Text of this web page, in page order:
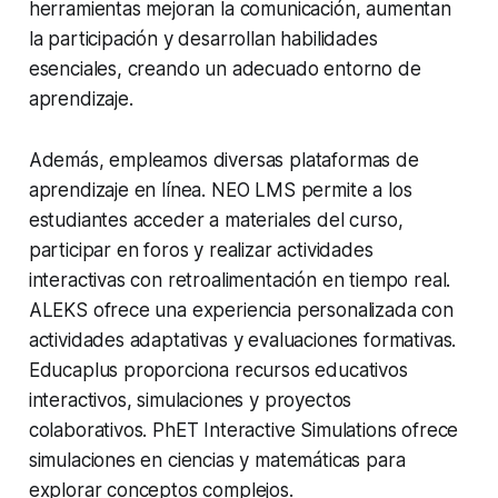
herramientas mejoran la comunicación, aumentan
la participación y desarrollan habilidades
esenciales, creando un adecuado entorno de
aprendizaje.
Además, empleamos diversas plataformas de
aprendizaje en línea. NEO LMS permite a los
estudiantes acceder a materiales del curso,
participar en foros y realizar actividades
interactivas con retroalimentación en tiempo real.
ALEKS ofrece una experiencia personalizada con
actividades adaptativas y evaluaciones formativas.
Educaplus proporciona recursos educativos
interactivos, simulaciones y proyectos
colaborativos. PhET Interactive Simulations ofrece
simulaciones en ciencias y matemáticas para
explorar conceptos complejos.